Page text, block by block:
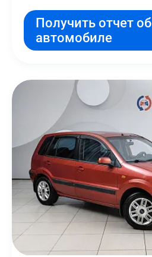
Получить отчет об
автомобиле